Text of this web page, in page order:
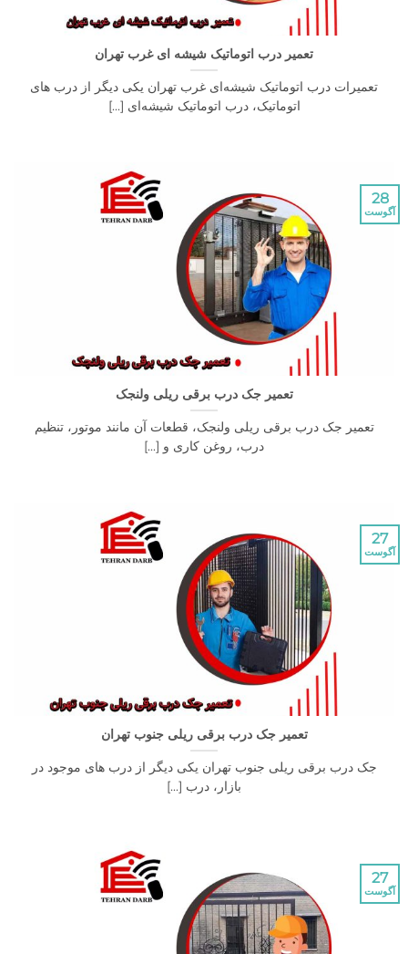
تعمیر درب اتوماتیک شیشه ای غرب تهران
درب اتوماتیک شیشه‌ای غرب تهران یکی دیگر از درب های
اتوماتیک، درب اتوماتیک شیشه‌ای [...]
تعمیر جک درب برقی ریلی ولنجک
جک درب برقی ریلی ولنجک، قطعات آن مانند موتور، تنظیم
درب، روغن کاری و [...]
تعمیر جک درب برقی ریلی جنوب تهران
برقی ریلی جنوب تهران یکی دیگر از درب های موجود در
بازار، درب [...]